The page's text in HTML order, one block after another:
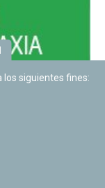
los siguientes fines: